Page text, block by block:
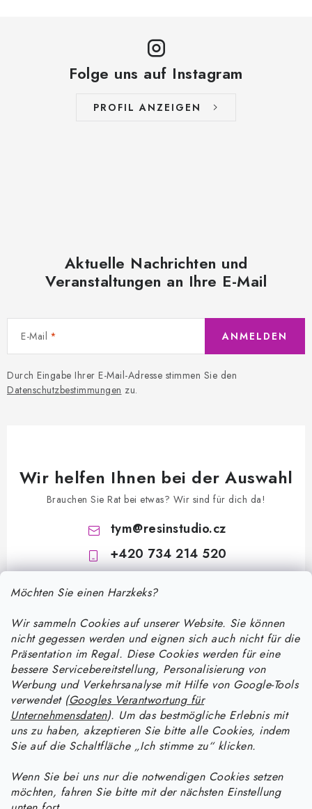
Möchten Sie einen Harzkeks?
Wir sammeln Cookies auf unserer Website. Sie können
nicht gegessen werden und eignen sich auch nicht für die
Präsentation im Regal. Diese Cookies werden für eine
bessere Servicebereitstellung, Personalisierung von
Werbung und Verkehrsanalyse mit Hilfe von Google-Tools
verwendet (Googles Verantwortung für
Unternehmensdaten). Um das bestmögliche Erlebnis mit
uns zu haben, akzeptieren Sie bitte alle Cookies, indem
Sie auf die Schaltfläche „Ich stimme zu“ klicken.
Wenn Sie bei uns nur die notwendigen Cookies setzen
möchten, fahren Sie bitte mit der nächsten Einstellung
Folge uns auf Instagram
PROFIL ANZEIGEN
Aktuelle Nachrichten und
Veranstaltungen an Ihre E-Mail
E-Mail
Durch Eingabe Ihrer E-Mail-Adresse stimmen Sie den
Datenschutzbestimmungen zu.
ANMELDEN
Wir helfen Ihnen bei der Auswahl
Brauchen Sie Rat bei etwas? Wir sind für dich da!
tym@resinstudio.cz
+420 734 214 520
Informace pro vás
Kontakte
Anleitung zur Verarbeitung von UV-Harz: Ein praktischer Leitfaden
Anleitung für Harzprodukte